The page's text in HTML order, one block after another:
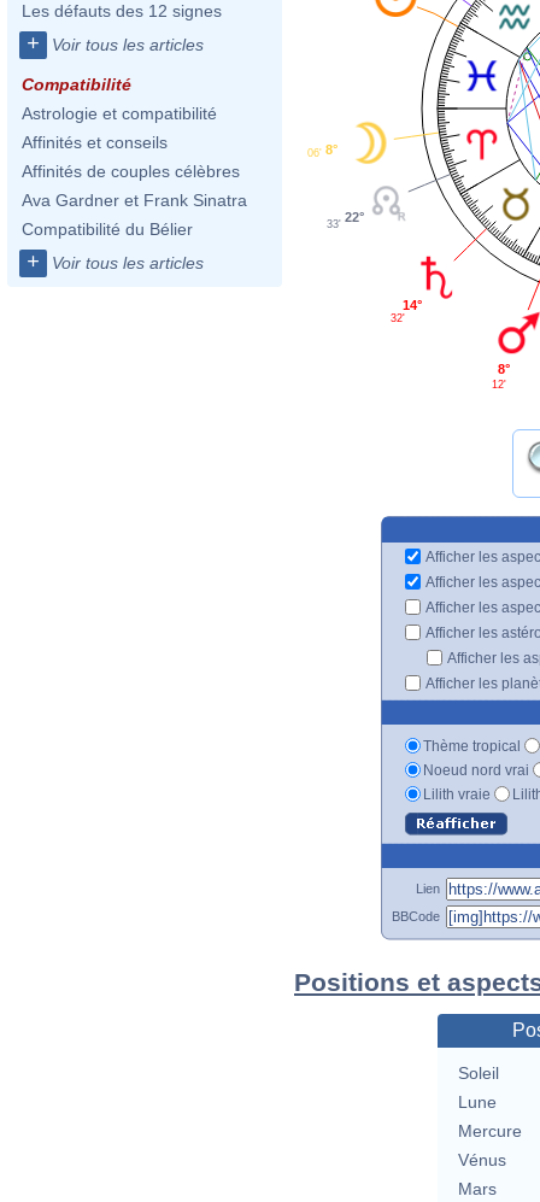
Les défauts des 12 signes
+ Voir tous les articles
Compatibilité
Astrologie et compatibilité
Affinités et conseils
Affinités de couples célèbres
Ava Gardner et Frank Sinatra
Compatibilité du Bélier
+ Voir tous les articles
8°
06'
22°
33'
14°
32'
8°
12'
Afficher les
Afficher les
Afficher les
Afficher les
Afficher les
Afficher les
Thème tropical
Noeud nord vrai
Lilith vraie
Lien
BBCode
Positions et
Soleil
Lune
Mercure
Vénus
Mars